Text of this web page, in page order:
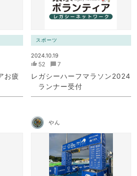
お疲
スポーツ
2024.10.19
52 7
レガシーハーフマラソン2024
ランナー受付
やん